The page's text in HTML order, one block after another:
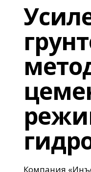
Компания